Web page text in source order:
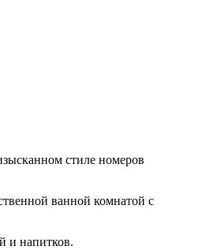
стиле номеров
ванной комнатой с
и напитков.